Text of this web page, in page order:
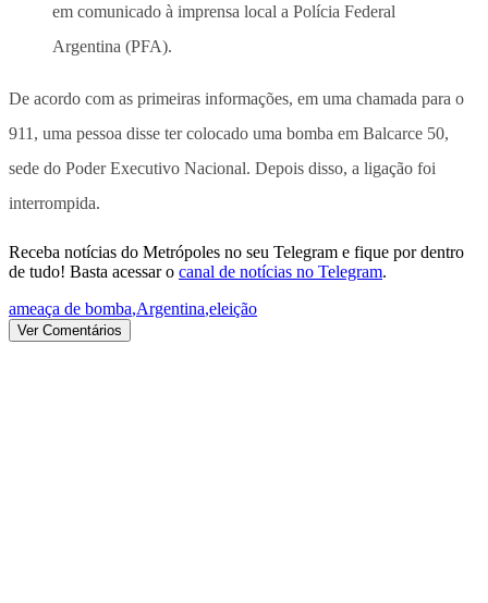
em comunicado à imprensa local a Polícia Federal
Argentina (PFA).
De acordo com as primeiras informações, em uma chamada para o
911, uma pessoa disse ter colocado uma bomba em Balcarce 50,
sede do Poder Executivo Nacional. Depois disso, a ligação foi
interrompida.
Receba notícias do Metrópoles no seu Telegram e fique por dentro
de tudo! Basta acessar o canal de notícias no Telegram.
ameaça de bomba,Argentina,eleição
Ver Comentários